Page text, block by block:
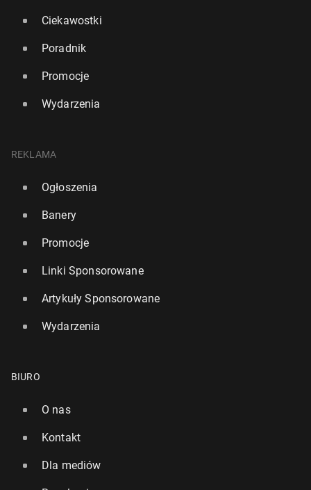
Ciekawostki
Poradnik
Promocje
Wydarzenia
REKLAMA
Ogłoszenia
Banery
Promocje
Linki Sponsorowane
Artykuły Sponsorowane
Wydarzenia
BIURO
O nas
Kontakt
Dla mediów